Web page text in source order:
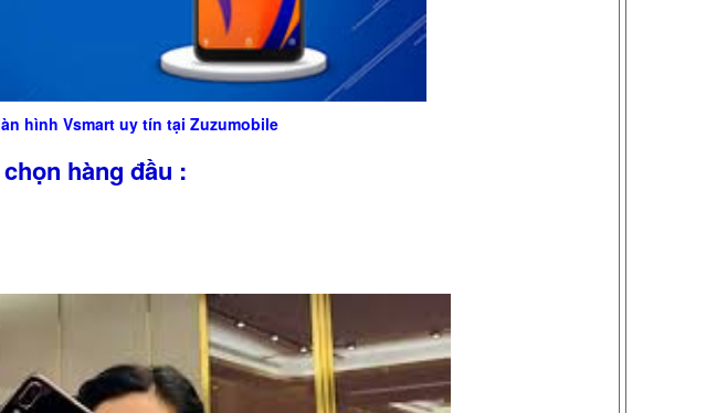
hình Vsmart uy tín tại Zuzumobile
hàng đầu :